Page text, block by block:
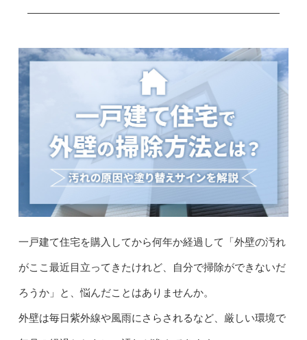
一戸建て住宅を購入してから何年か経過して「外壁の汚れ
がここ最近目立ってきたけれど、自分で掃除ができないだ
ろうか」と、悩んだことはありませんか。
外壁は毎日紫外線や風雨にさらされるなど、厳しい環境で